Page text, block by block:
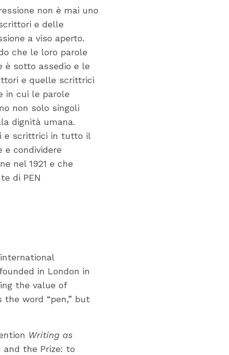
non è mai uno
e delle
a viso aperto.
che le loro parole
è sotto assedio e le
e quelle scrittrici
in cui le parole
non solo singoli
dignità umana.
e scrittrici in tutto il
e condividere
nel 1921 e che
di PEN
in London in
the value of
the word “pen,” but
Writing as
the Prize: to